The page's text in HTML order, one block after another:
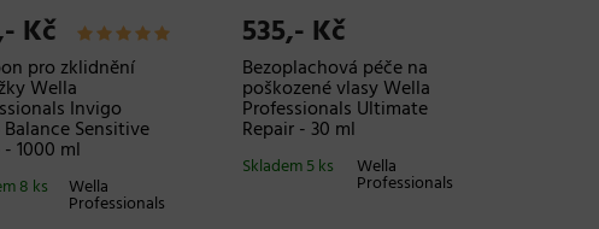
Kč
pro zklidnění
Wella
Invigo
Balance Sensitive
1000 ml
Wella
Professionals
8 ks
535,- Kč
Bezoplachová péče na
poškozené vlasy Wella
Professionals Ultimate
Repair - 30 ml
Wella
Professionals
Skladem 5 ks